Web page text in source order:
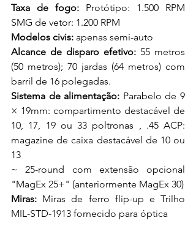
Taxa de fogo: Protótipo: 1.500 RPM
SMG de vetor: 1.200 RPM
Modelos civis: apenas semi-auto
Alcance de disparo efetivo: 55 metros
(50 metros); 70 jardas (64 metros) com
barril de 16 polegadas.
Sistema de alimentação: Parabelo de 9
× 19mm: compartimento destacável de
10, 17, 19 ou 33 poltronas , .45 ACP:
magazine de caixa destacável de 10 ou
13
~ 25-round com extensão opcional
"MagEx 25+" (anteriormente MagEx 30)
Miras: Miras de ferro flip-up e Trilho
MIL-STD-1913 fornecido para óptica